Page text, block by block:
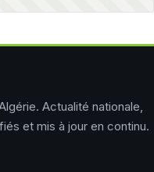
Actualité nationale,
et mis à jour en continu.